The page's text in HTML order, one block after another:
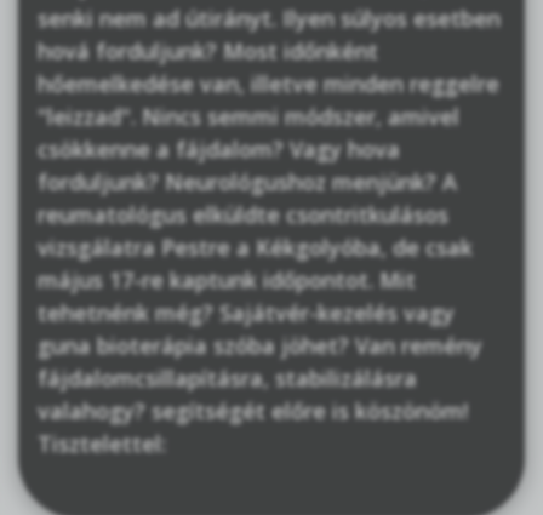
senki nem ad útirányt. Ilyen súlyos esetben
hová forduljunk? Most időnként
hőemelkedése van, illetve minden reggelre
"leizzad". Nincs semmi módszer, amivel
csökkenne a fájdalom? Vagy hova
forduljunk? Neurológushoz menjünk? A
reumatológus elküldte csontritkulásos
vizsgálatra Pestre a Kékgolyóba, de csak
május 17-re kaptunk időpontot. Mit
tehetnénk még? Sajátvér-kezelés vagy
guna bioterápia szóba jöhet? Van remény
fájdalomcsillapításra, stabilizálásra
valahogy? segítségét előre is köszönöm!
Tisztelettel: